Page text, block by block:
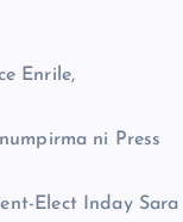
Enrile,
ni Press
Elect Inday Sara